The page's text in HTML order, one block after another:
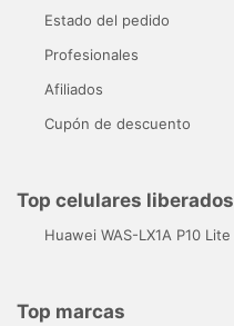
Estado del pedido
Profesionales
Afiliados
Cupón de descuento
Top celulares liberados
Huawei WAS-LX1A P10 Lite
Top marcas